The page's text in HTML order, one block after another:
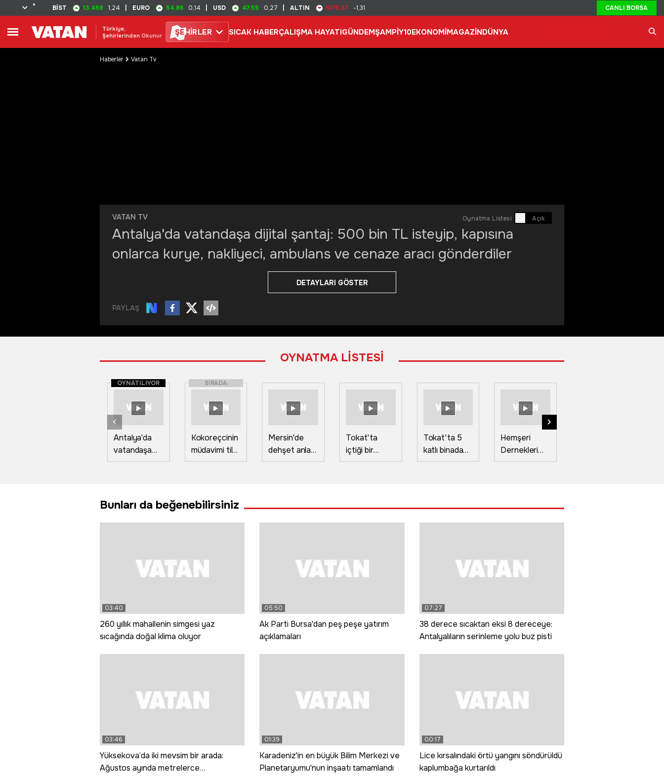
° BİST 13.458 1,24 EURO 54.86 0,14 USD 47.55 0,27 ALTIN 6175,37 -1,31 CANLI BORSA
Türkiye,
Şehirlerinden Okunur
ŞEHİRLER SICAK HABERÇALIŞMA HAYATIGÜNDEMŞAMPİY10EKONOMİMAGAZİNDÜNYA
Haberler Vatan Tv
Oynatma Listesi
VATAN TV
Antalya'da vatandaşa dijital şantaj: 500 bin TL isteyip, kapısına
onlarca kurye, nakliyeci, ambulans ve cenaze aracı gönderdiler
DETAYLARI GÖSTER
PAYLAŞ
OYNATMA LİSTESİ
OYNATILIYOR
Antalya'da
vatandaşa
dijital şantaj:
kapısına
onlarca
kurye,
cenaze aracı
gönderdiler
SIRADA
Kokoreçcinin
müdavimi tilki,
bazen orada
yaptırıyor'
Mersin'de
dehşet anları!
Kaza yaptı
o anlar
kamerada
Tokat'ta
içtiği bir
bardak çay
Tokat'ta 5
katlı binada
yangın; 4 kişi
Hemşeri
Dernekleri
Festivali
Bunları da beğenebilirsiniz
03:40
260 yıllık mahallenin simgesi yaz
sıcağında doğal klima oluyor
05:50
Ak Parti Bursa'dan peş peşe yatırım
açıklamaları
07:27
38 derece sıcaktan eksi 8 dereceye:
Antalyalıların serinleme yolu buz pisti
03:46
Yüksekova’da iki mevsim bir arada:
Ağustos ayında metrelerce
01:39
Karadeniz'in en büyük Bilim Merkezi ve
Planetaryumu'nun inşaatı tamamlandı
00:17
Lice kırsalındaki örtü yangını söndürüldü
kaplumbağa kurtarıldı